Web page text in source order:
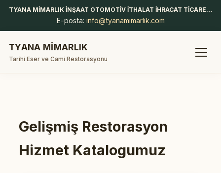
TYANA MİMARLIK İNŞAAT OTOMOTİV İTHALAT İHRACAT TİCARET LİMİTED ŞİRKETİ
E-posta: info@tyanamimarlik.com
TYANA MİMARLIK
Tarihi Eser ve Cami Restorasyonu
Gelişmiş Restorasyon
Hizmet Katalogumuz